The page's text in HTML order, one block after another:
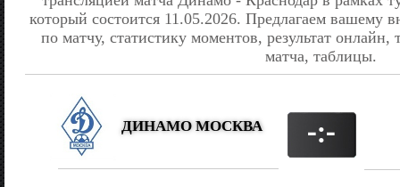
который состоится 11.05.2026. Предлагаем
по матчу, статистику моментов, результат
матча, таблицы.
ДИНАМО МОСКВА -:-